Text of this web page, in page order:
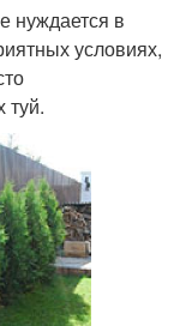
нуждается в
условиях,
туй.